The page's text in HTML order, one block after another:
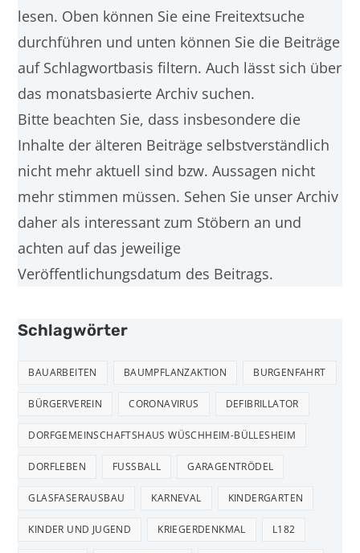
lesen. Oben können Sie eine Freitextsuche
durchführen und unten können Sie die Beiträge
auf Schlagwortbasis filtern. Auch lässt sich über
das monatsbasierte Archiv suchen.
Bitte beachten Sie, dass insbesondere die
Inhalte der älteren Beiträge selbstverständlich
nicht mehr aktuell sind bzw. Aussagen nicht
mehr stimmen müssen. Sehen Sie unser Archiv
daher als interessant zum Stöbern an und
achten auf das jeweilige
Veröffentlichungsdatum des Beitrags.
Schlagwörter
BAUARBEITEN BAUMPFLANZAKTION BURGENFAHRT
BÜRGERVEREIN CORONAVIRUS DEFIBRILLATOR
DORFGEMEINSCHAFTSHAUS WÜSCHHEIM-BÜLLESHEIM
DORFLEBEN FUSSBALL GARAGENTRÖDEL
GLASFASERAUSBAU KARNEVAL KINDERGARTEN
KINDER UND JUGEND KRIEGERDENKMAL L182